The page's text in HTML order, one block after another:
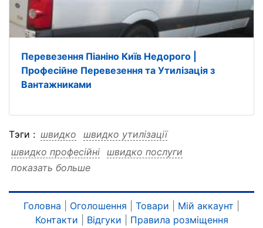
Перевезення Піаніно Київ Недорого |
Професійне Перевезення та Утилізація з
Вантажниками
Тэги : швидко
швидко утилізації
швидко професійні швидко послуги
швидко перевезення
швидко акуратно утилізації
швидко акуратно професійні
показать больше
Головна Оголошення Товари Мій аккаунт
Контакти
Відгуки
Правила розміщення